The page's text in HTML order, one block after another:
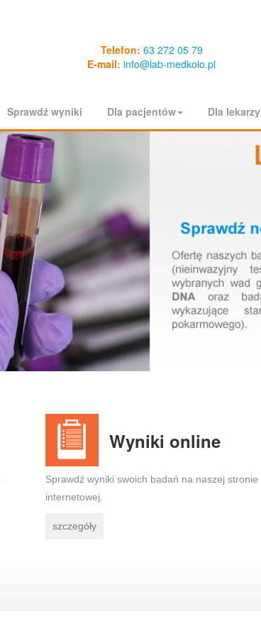
Telefon: 63 272 05 79
E-mail: info@lab-medkolo.pl
Sprawdź wyniki Dla pacjentów Dla lekarzy
Wyniki online
Sprawdź wyniki swoich badań na naszej stronie
internetowej.
szczegóły